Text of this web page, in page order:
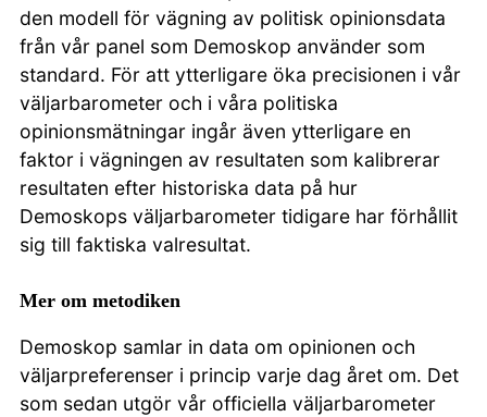
den modell för vägning av politisk opinionsdata
från vår panel som Demoskop använder som
standard. För att ytterligare öka precisionen i vår
väljarbarometer och i våra politiska
opinionsmätningar ingår även ytterligare en
faktor i vägningen av resultaten som kalibrerar
resultaten efter historiska data på hur
Demoskops väljarbarometer tidigare har förhållit
sig till faktiska valresultat.
Mer om metodiken
Demoskop samlar in data om opinionen och
väljarpreferenser i princip varje dag året om. Det
som sedan utgör vår officiella väljarbarometer